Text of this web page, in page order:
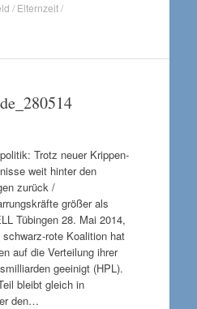
/ Elternzeit /
Trotz neuer Krippen-
weit hinter den
zurück /
größer als
Tübingen 28. Mai 2014,
rote Koalition hat
auf die Verteilung ihrer
geeinigt (HPL).
bleibt gleich in
den…